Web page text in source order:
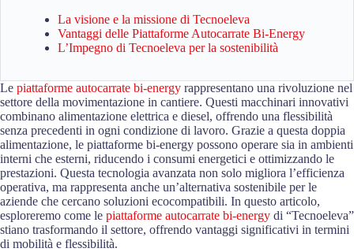
La visione e la missione di Tecnoeleva
Vantaggi delle Piattaforme Autocarrate Bi-Energy
L’Impegno di Tecnoeleva per la sostenibilità
Le piattaforme autocarrate bi-energy rappresentano una rivoluzione nel
settore della movimentazione in cantiere. Questi macchinari innovativi
combinano alimentazione elettrica e diesel, offrendo una flessibilità
senza precedenti in ogni condizione di lavoro. Grazie a questa doppia
alimentazione, le piattaforme bi-energy possono operare sia in ambienti
interni che esterni, riducendo i consumi energetici e ottimizzando le
prestazioni. Questa tecnologia avanzata non solo migliora l’efficienza
operativa, ma rappresenta anche un’alternativa sostenibile per le
aziende che cercano soluzioni ecocompatibili. In questo articolo,
esploreremo come le piattaforme autocarrate bi-energy di “Tecnoeleva”
stiano trasformando il settore, offrendo vantaggi significativi in termini
di mobilità e flessibilità.